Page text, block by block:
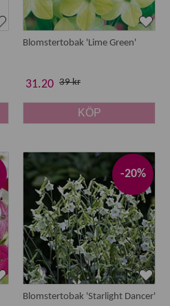
Blomstertobak 'Lime Green'
31.20 39 kr
KÖP
-20%
Blomstertobak 'Starlight Dancer'